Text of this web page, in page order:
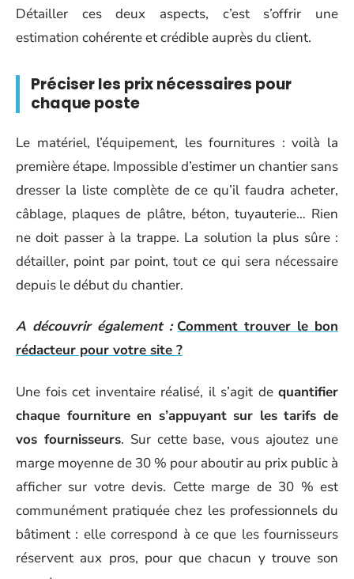
Détailler ces deux aspects, c’est s’offrir une
estimation cohérente et crédible auprès du client.
Préciser les prix nécessaires pour
chaque poste
Le matériel, l’équipement, les fournitures : voilà la
première étape. Impossible d’estimer un chantier sans
dresser la liste complète de ce qu’il faudra acheter,
câblage, plaques de plâtre, béton, tuyauterie… Rien
ne doit passer à la trappe. La solution la plus sûre :
détailler, point par point, tout ce qui sera nécessaire
depuis le début du chantier.
A découvrir également : Comment trouver le bon
rédacteur pour votre site ?
Une fois cet inventaire réalisé, il s’agit de quantifier
chaque fourniture en s’appuyant sur les tarifs de
vos fournisseurs. Sur cette base, vous ajoutez une
marge moyenne de 30 % pour aboutir au prix public à
afficher sur votre devis. Cette marge de 30 % est
communément pratiquée chez les professionnels du
bâtiment : elle correspond à ce que les fournisseurs
réservent aux pros, pour que chacun y trouve son